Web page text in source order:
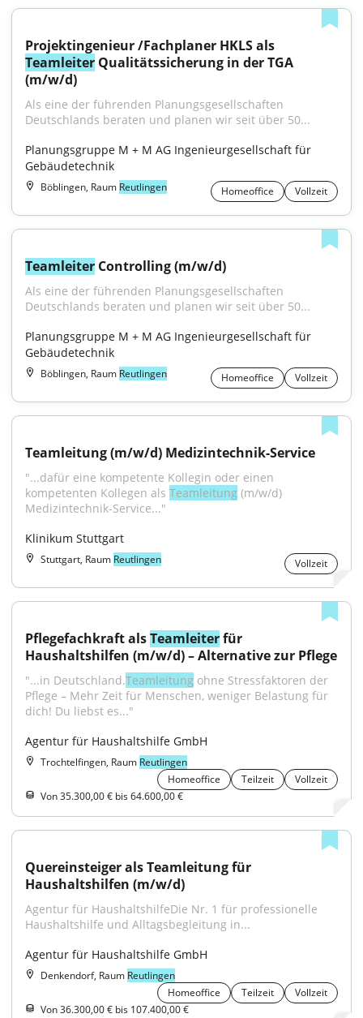
Teamleiter Qualitätssicherung in der TGA
(m/w/d)
Als eine der führenden Planungsgesellschaften
Deutschlands beraten und planen wir seit über 50...
Planungsgruppe M + M AG Ingenieurgesellschaft für
Gebäudetechnik
Böblingen, Raum Reutlingen Homeoffice Vollzeit
Teamleiter Controlling (m/w/d)
Als eine der führenden Planungsgesellschaften
Deutschlands beraten und planen wir seit über 50...
Planungsgruppe M + M AG Ingenieurgesellschaft für
Gebäudetechnik
Böblingen, Raum Reutlingen Homeoffice Vollzeit
Teamleitung (m/w/d) Medizintechnik-Service
"...dafür eine kompetente Kollegin oder einen
kompetenten Kollegen als Teamleitung (m/w/d)
Medizintechnik-Service..."
Klinikum Stuttgart
Stuttgart, Raum Reutlingen Vollzeit
Pflegefachkraft als Teamleiter für
Haushaltshilfen (m/w/d) – Alternative zur Pflege
"...in Deutschland.Teamleitung ohne Stressfaktoren der
Pflege – Mehr Zeit für Menschen, weniger Belastung für
dich! Du liebst es..."
Agentur für Haushaltshilfe GmbH
Trochtelfingen, Raum Reutlingen
Homeoffice
Teilzeit
Vollzeit
Von 35.300,00 € bis 64.600,00 €
Quereinsteiger als Teamleitung für
Haushaltshilfen (m/w/d)
Agentur für HaushaltshilfeDie Nr. 1 für professionelle
Haushaltshilfe und Alltagsbegleitung in...
Agentur für Haushaltshilfe GmbH
Denkendorf, Raum Reutlingen
Homeoffice
Teilzeit
Vollzeit
Von 36.300,00 € bis 107.400,00 €